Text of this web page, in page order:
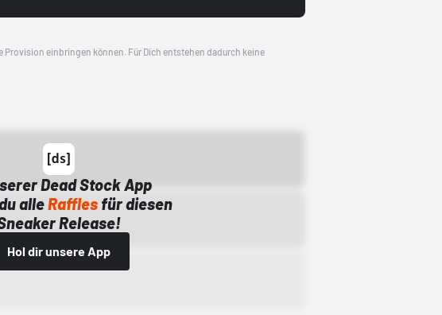
Provision einbringen können. Für Dich entstehen dadurch keine
Dead Stock App
alleRaffles für diesen
Release!
Hol dir unsere App